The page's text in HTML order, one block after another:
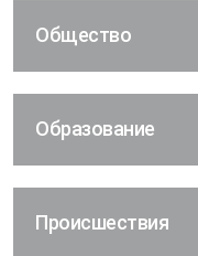
Общество
Образование
Происшествия